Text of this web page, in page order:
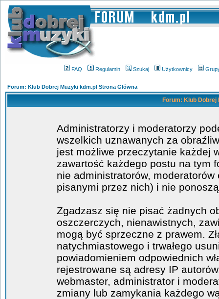
FAQ Regulamin Szukaj Użytkownicy
Forum: Klub Dobrej Muzyki kdm.pl Strona Główna
Forum: Klub
Administratorzy i moderatorzy
wszelkich uznawanych za
jest możliwe przeczytanie każdej
zawartość każdego postu na tym
nie administratorów,
pisanymi przez nich) i nie
Zgadzasz się nie pisać żadnych
oszczerczych, nienawistnych,
mogą być sprzeczne z prawem.
natychmiastowego i trwałego
powiadomieniem odpowiednich
rejestrowane są adresy IP
webmaster, administrator i
zmiany lub zamykania każdego